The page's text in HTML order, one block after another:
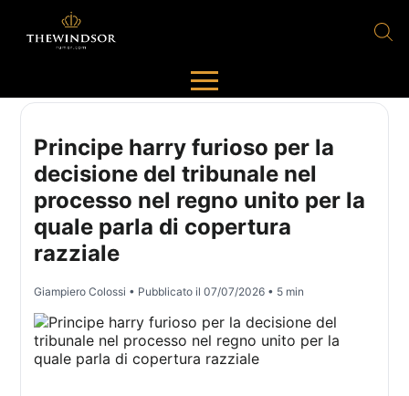
Principe harry furioso per la
decisione del tribunale nel
processo nel regno unito per la
quale parla di copertura
razziale
Giampiero Colossi • Pubblicato il07/07/2026 • 5 min